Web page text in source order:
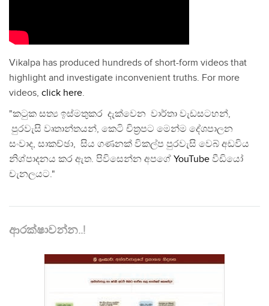
Vikalpa has produced hundreds of short-form videos that
highlight and investigate inconvenient truths. For more
videos, click here.
"කටුක සත්‍ය ඉස්මතුකර දැක්වෙන වාර්තා වැඩසටහන්,
පුරවැසි වෘතාන්තයන්, කෙටි චිත්‍රපට මෙන්ම දේශපාලන
සංවාද, සාකච්ඡා, සිය ගණනක් විකල්ප පුරවැසි වෙබ් අඩවිය
නිශ්පාදනය කර ඇත. පිවිසෙන්න අපගේ YouTube වීඩියෝ
චැනලයට."
ආරක්ෂාවන්න..!